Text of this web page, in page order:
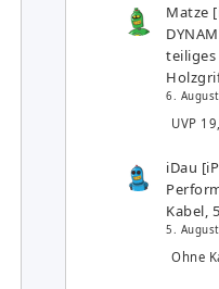
Matze
teiliges
6.
UVP
iDau
Kabel,
5.
Ohne